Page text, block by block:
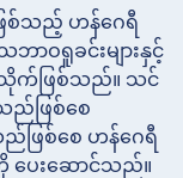
စ်သည့် ဟန်ဂေရီ
ဝရှုခင်းများနှင့်
သိုက်ဖြစ်သည်။ သင်
ဖြစ်စေ
ြစ်စေ ဟန်ဂေရီ
ေးဆောင်သည်။